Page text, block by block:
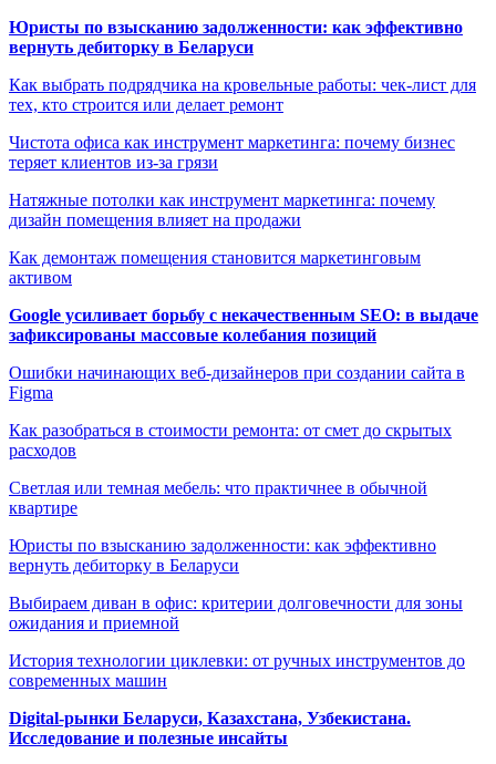
Юристы по взысканию задолженности: как эффективно
вернуть дебиторку в Беларуси
Как выбрать подрядчика на кровельные работы: чек-лист для
тех, кто строится или делает ремонт
Чистота офиса как инструмент маркетинга: почему бизнес
теряет клиентов из-за грязи
Натяжные потолки как инструмент маркетинга: почему
дизайн помещения влияет на продажи
Как демонтаж помещения становится маркетинговым
активом
Google усиливает борьбу с некачественным SEO: в выдаче
зафиксированы массовые колебания позиций
Ошибки начинающих веб-дизайнеров при создании сайта в
Figma
Как разобраться в стоимости ремонта: от смет до скрытых
расходов
Светлая или темная мебель: что практичнее в обычной
квартире
Юристы по взысканию задолженности: как эффективно
вернуть дебиторку в Беларуси
Выбираем диван в офис: критерии долговечности для зоны
ожидания и приемной
История технологии циклевки: от ручных инструментов до
современных машин
Digital-рынки Беларуси, Казахстана, Узбекистана.
Исследование и полезные инсайты